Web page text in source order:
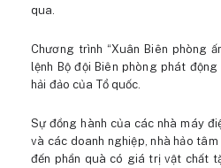
qua.
Chương trình “Xuân Biên phòng
lệnh Bộ đội Biên phòng phát
hải đảo của Tổ quốc.
Sự đồng hành của các nhà máy
và các doanh nghiệp, nhà hảo
đến phần quà có giá trị vật chất